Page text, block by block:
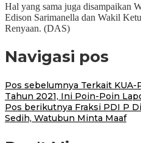
Hal yang sama juga disampaikan
Edison Sarimanella dan Wakil
Renyaan. (DAS)
Navigasi pos
Pos sebelumnya Terkait KUA-
Tahun 2021, Ini Poin-Poin
Pos berikutnya Fraksi PDI P
Sedih, Watubun Minta Maaf